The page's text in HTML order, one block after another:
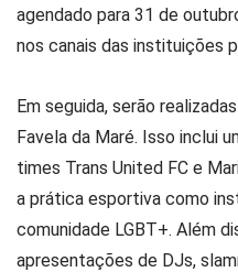
agendado para 31 de
nos canais das instituições
Em seguida, serão
Favela da Maré. Isso inclui
times Trans United FC e
a prática esportiva como
comunidade LGBT+. Além
apresentações de DJs,